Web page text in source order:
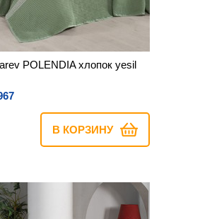
POLENDIA хлопок yesil
В КОРЗИНУ